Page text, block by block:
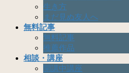
生き方
まだ見ぬ友人へ
無料記事
無料記事
推薦作品
相談・講座
開講中講座